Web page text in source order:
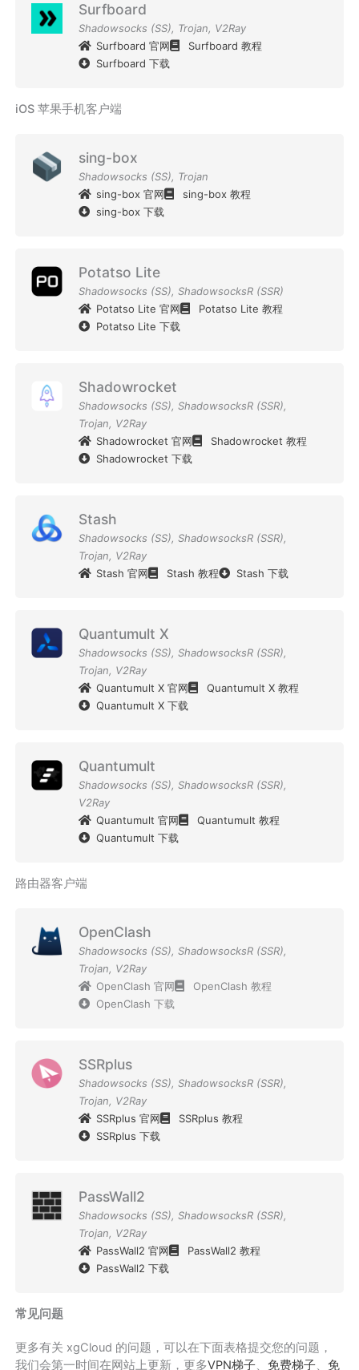
Surfboard
Shadowsocks (SS), Trojan, V2Ray
Surfboard 官网
Surfboard 教程
Surfboard 下载
iOS 苹果手机客户端
sing-box
Shadowsocks (SS), Trojan
sing-box 官网
sing-box 教程
sing-box 下载
Potatso Lite
Shadowsocks (SS), ShadowsocksR (SSR)
Potatso Lite 官网
Potatso Lite 教程
Potatso Lite 下载
Shadowrocket
Shadowsocks (SS), ShadowsocksR (SSR),
Trojan, V2Ray
Shadowrocket 官网
Shadowrocket 教程
Shadowrocket 下载
Stash
Shadowsocks (SS), ShadowsocksR (SSR),
Trojan, V2Ray
Stash 官网
Stash 教程 Stash 下载
Quantumult X
Shadowsocks (SS), ShadowsocksR (SSR),
Trojan, V2Ray
Quantumult X 官网
Quantumult X 教程
Quantumult X 下载
Quantumult
Shadowsocks (SS), ShadowsocksR (SSR),
V2Ray
Quantumult 官网
Quantumult 教程
Quantumult 下载
路由器客户端
OpenClash
Shadowsocks (SS), ShadowsocksR (SSR),
Trojan, V2Ray
OpenClash 官网
OpenClash 教程
OpenClash 下载
SSRplus
Shadowsocks (SS), ShadowsocksR (SSR),
Trojan, V2Ray
SSRplus 官网
SSRplus 教程
SSRplus 下载
PassWall2
Shadowsocks (SS), ShadowsocksR (SSR),
Trojan, V2Ray
PassWall2 官网
PassWall2 教程
PassWall2 下载
常见问题
更多有关 xgCloud 的问题，可以在下面表格提交您的问题，
我们会第一时间在网站上更新，更多VPN梯子、免费梯子、免